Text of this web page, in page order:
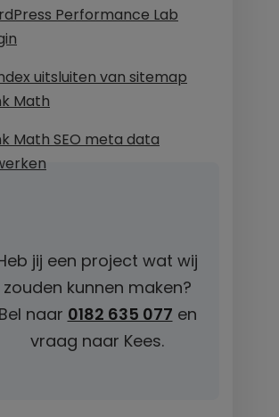
Performance Lab
uitsluiten van sitemap
Math
Math SEO meta data
jij een project wat wij
zouden kunnen maken?
Bel naar 0182 635 077 en
vraag naar Kees.